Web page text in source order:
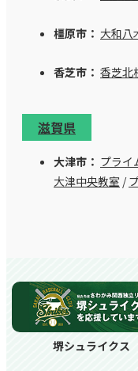
橿原市： 大和八
香芝市： 香芝北
滋賀県
大津市： プライ
大津中央教室 /
DANCE STADIUM